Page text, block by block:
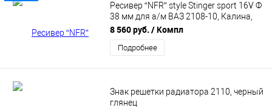
Ресивер “NFR” style Stinger sport 16V Ф
38 мм для а/м ВАЗ 2108-10, Калина,
Калина 2, Приора Е-газ ST-04803
8 560 руб. / Компл
Подробнее
Знак решетки радиатора 2110, черный
глянец